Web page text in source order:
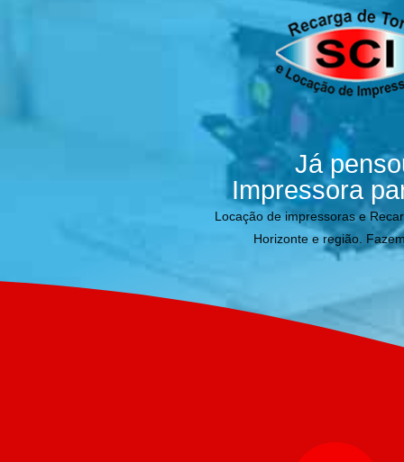
Já
Impressora
Locação de impressoras e
Horizonte e região.